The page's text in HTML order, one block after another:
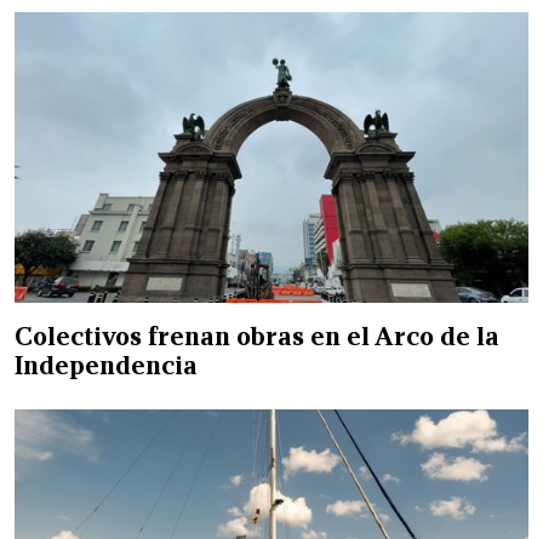
Colectivos frenan obras en el Arco de la
Independencia